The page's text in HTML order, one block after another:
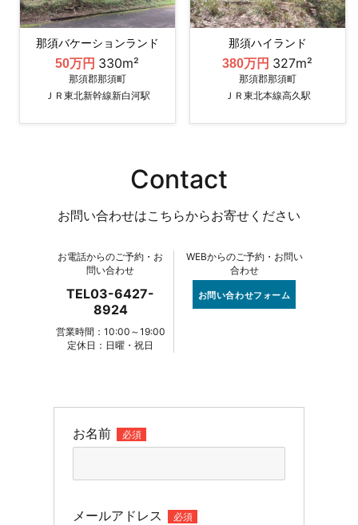
那須バケーションランド
50万円 330m²
那須郡那須町
ＪＲ東北新幹線新白河駅
那須ハイランド
380万円 327m²
那須郡那須町
ＪＲ東北本線高久駅
Contact
お問い合わせはこちらからお寄せください
お電話からのご予約・お
問い合わせ
TEL03-6427-
8924
営業時間：10:00～19:00
定休日：日曜・祝日
WEBからのご予約・お問い
合わせ
お問い合わせフォーム
お名前 必須
メールアドレス 必須